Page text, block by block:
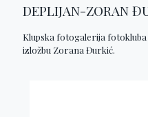
DEPLIJAN-ZORAN
Klupska fotogalerija
izložbu Zorana Đurkić.